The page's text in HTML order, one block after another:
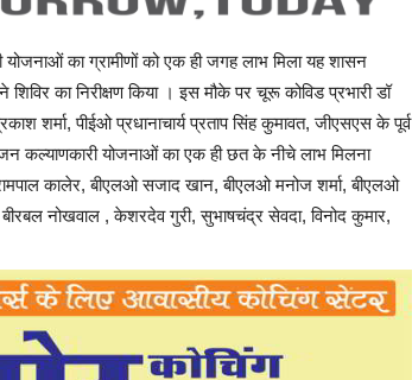
योजनाओं का ग्रामीणों को एक ही जगह लाभ मिला यह शासन
का निरीक्षण किया । इस मौके पर चूरू कोविड प्रभारी डॉ
शर्मा, पीईओ प्रधानाचार्य प्रताप सिंह कुमावत, जीएसएस के पूर्व
कल्याणकारी योजनाओं का एक ही छत के नीचे लाभ मिलना
कालेर, बीएलओ सजाद खान, बीएलओ मनोज शर्मा, बीएलओ
नोखवाल , केशरदेव गुरी, सुभाषचंद्र सेवदा, विनोद कुमार,